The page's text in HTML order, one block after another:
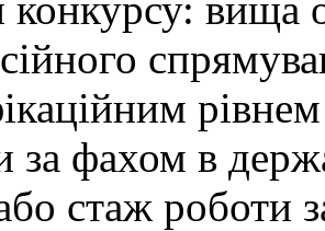
за фахом в
стаж роботи